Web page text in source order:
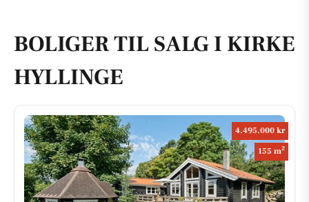
BOLIGER TIL SALG I KIRKE
HYLLINGE
4.495.000 kr
155 m2